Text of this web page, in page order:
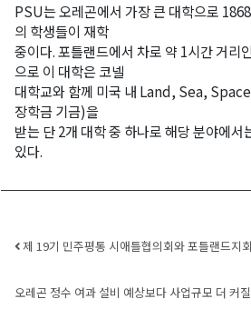
PSU는 오레곤에서 가장 큰 대학으로
의 학생들이 재학
중이다. 포틀랜드에서 차로 약 1시간 거리
으로 이 대학은 코넬
대학교와 함께 미국 내 Land, Sea,
장학금 기금)을
받는 단 2개 대학 중 하나로 해당 분야에
있다.
Post navigation
제 19기 민주평통 시애틀협의회와 포틀랜드지
오레곤 정수 여과 설비 예상보다 사업규모 더 커